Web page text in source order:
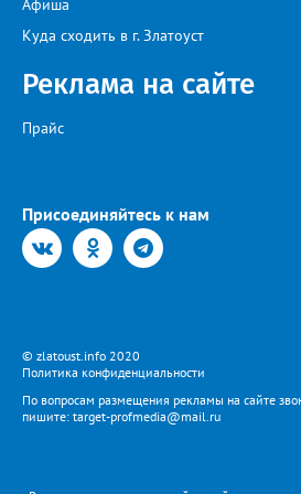
пошли на наращивание корневой
пусть лаванда цветёт во всю силу!
ВКОНТАКТЕ https://vk.com/
Афиша
Куда сходить в г. Златоуст
Реклама на сайте
Прайс
Присоединяйтесь к нам
© zlatoust.info 2020
Политика конфиденциальности
По вопросам размещения рекламы на сайте
пишите: target-profmedia@mail.ru